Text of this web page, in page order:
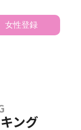
女性登録
ング